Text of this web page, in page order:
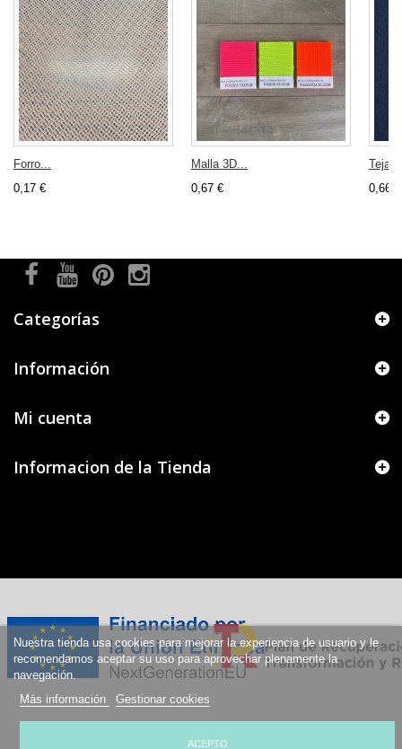
Nuestra tienda usa cookies para mejorar la experiencia de usuario y le
recomendamos aceptar su uso para aprovechar plenamente la
navegación.
Más información
Gestionar cookies
ACEPTO
Forro...
0,17 €
Malla 3D...
0,67 €
0,66 €
Categorías
Información
Mi cuenta
Informacion de la Tienda